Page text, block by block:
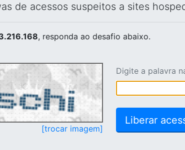
de acessos suspeitos a sites
, responda ao desafio abaixo.
[trocar imagem]
Digite a palavra